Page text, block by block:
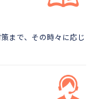
まで、 その時々に応じ